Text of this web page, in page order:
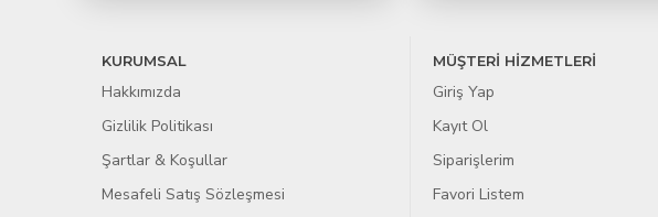
KURUMSAL
Hakkımızda
Gizlilik Politikası
Şartlar & Koşullar
Mesafeli Satış Sözleşmesi
MÜŞTERİ HİZMETLERİ
Giriş Yap
Kayıt Ol
Siparişlerim
Favori Listem